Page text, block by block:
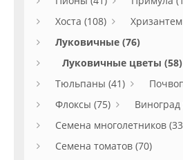
Хоста (108)
Луковичные (76)
Луковичные цветы (58)
Тюльпаны (41)
Флоксы (75)
Виноград
Семена многолетников
Семена томатов (70)